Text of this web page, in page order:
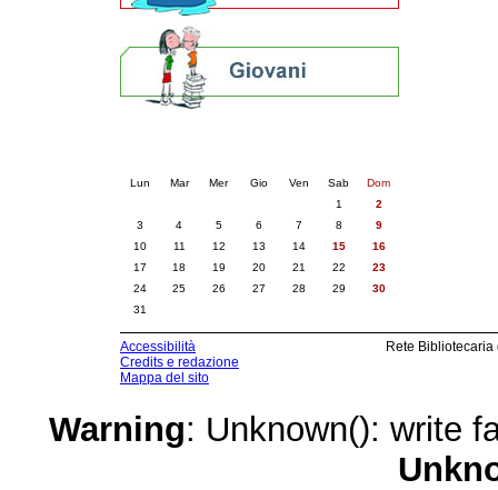
Lun Mar Mer Gio Ven Sab
Dom
1
2
3
4 5 6 7 8
9
10
11 12 13 14 15
16
17
18 19 20 21 22
23
24
25 26 27 28 29
30
31
Accessibilità
Credits e redazione
Mappa del sito
Rete
Warning: Unknown(): write